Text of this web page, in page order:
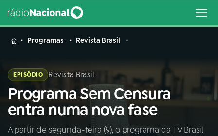
MENU
Buscar
na
Rádio
Nacional
Buscar
Programas Revista Brasil
EPISÓDIO Revista Brasil
Programa Sem Censura
entra numa nova fase
A partir de segunda-feira (9), o programa da TV Brasil